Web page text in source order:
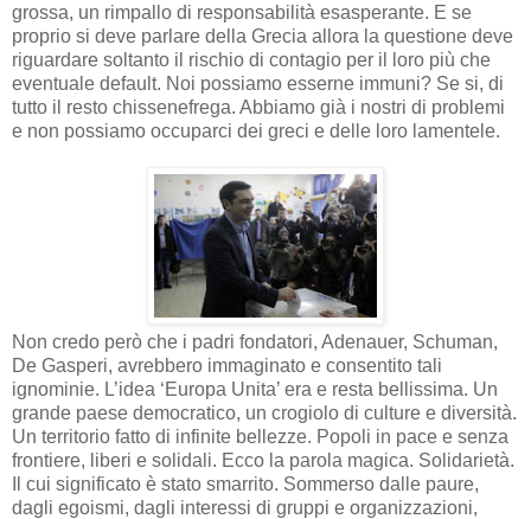
grossa, un rimpallo di responsabilità esasperante. E se
proprio si deve parlare della Grecia allora la questione deve
riguardare soltanto il rischio di contagio per il loro più che
eventuale default. Noi possiamo esserne immuni? Se si, di
tutto il resto chissenefrega. Abbiamo già i nostri di problemi
e non possiamo occuparci dei greci e delle loro lamentele.
Non credo però che i padri fondatori, Adenauer, Schuman,
De Gasperi, avrebbero immaginato e consentito tali
ignominie. L’idea ‘Europa Unita’ era e resta bellissima. Un
grande paese democratico, un crogiolo di culture e diversità.
Un territorio fatto di infinite bellezze. Popoli in pace e senza
frontiere, liberi e solidali. Ecco la parola magica. Solidarietà.
Il cui significato è stato smarrito. Sommerso dalle paure,
dagli egoismi, dagli interessi di gruppi e organizzazioni,